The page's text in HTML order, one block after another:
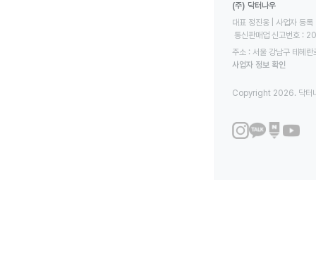
(주) 닥터나우
대표 정진웅 | 사업자
통신판매업 신고번호
주소 : 서울 강남구 테헤
사업자 정보 확인
Copyright 2026. 닥터